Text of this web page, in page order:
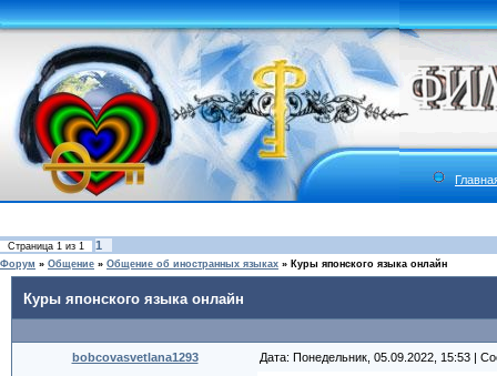
Страница 1 из 1 1
Форум » Общение » Общение об иностранных языках » Куры японского языка онлайн
Куры японского языка онлайн
bobcovasvetlana1293 Дата: Понедельник, 05.09.2022, 15:53 |